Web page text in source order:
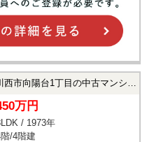
向陽台1丁目の中古マンション
万円
/ 1973年
/4階建